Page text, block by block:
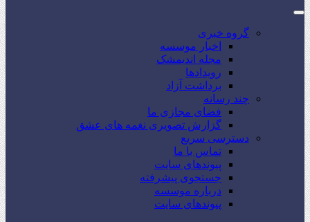
گروه خبری
اخبار موسسه
مجله اندیمشک
رویدادها
برداشت آزاد
چند رسانه
فضای مجازی ما
گزارش تصویری نغمه های عشق
دسترسی سریع
تماس با ما
پیوندهای سایت
جستجوی پیشرفته
درباره موسسه
پیوندهای سایت